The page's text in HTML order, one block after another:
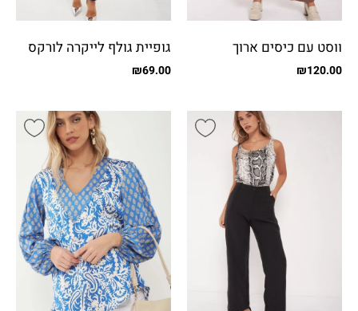
ווסט עם כיסים ארוך
₪120.00
גופיית גולף לייקרה לורקס
₪69.00